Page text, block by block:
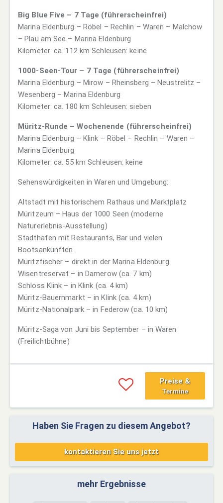
Big Blue Five – 7 Tage (führerscheinfrei)
Marina Eldenburg – Röbel – Rechlin – Waren – Malchow
– Plau am See – Marina Eldenburg
Kilometer: ca. 112 km Schleusen: keine
1000-Seen-Tour – 7 Tage (führerscheinfrei)
Marina Eldenburg – Mirow – Rheinsberg – Neustrelitz –
Wesenberg – Marina Eldenburg
Kilometer: ca. 180 km Schleusen: sieben
Müritz-Runde – Wochenende (führerscheinfrei)
Marina Eldenburg – Klink – Röbel – Rechlin – Waren –
Marina Eldenburg
Kilometer: ca. 55 km Schleusen: keine
Sehenswürdigkeiten in Waren und Umgebung:
Altstadt mit historischem Rathaus und Marktplatz
Müritzeum – Haus der 1000 Seen (moderne
Naturerlebnis-Ausstellung)
Stadthafen mit Restaurants, Bar und vielen
Bootsankünften
Müritzfischer – direkt in der Marina Eldenburg
Wisentreservat – in Damerow (ca. 7 km)
Schloss Klink – in Klink (ca. 4 km)
Müritz-Bauernmarkt – in Klink (ca. 4 km)
Müritz-Nationalpark – in Federow (ca. 10 km)
Müritz-Saga von Juni bis September – in Waren
(Freilichtbühne)
Preise &
Termine
Haben Sie Fragen zu diesem Angebot?
kontaktieren Sie uns jetzt
mehr Ergebnisse